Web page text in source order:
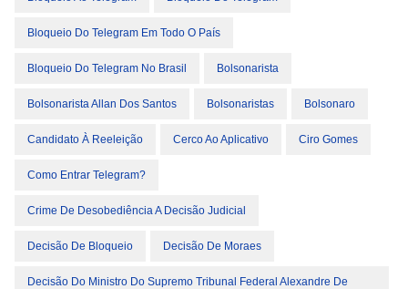
Bloqueio Do Telegram Em Todo O País
Bloqueio Do Telegram No Brasil Bolsonarista
Bolsonarista Allan Dos Santos Bolsonaristas Bolsonaro
Candidato À Reeleição Cerco Ao Aplicativo Ciro Gomes
Como Entrar Telegram?
Crime De Desobediência A Decisão Judicial
Decisão De Bloqueio Decisão De Moraes
Decisão Do Ministro Do Supremo Tribunal Federal Alexandre De